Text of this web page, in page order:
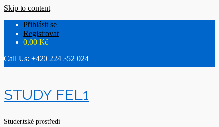
Skip to content
Přihlásit se
Registrovat
0,00 Kč
Call Us: +420 224 352 024
STUDY FEL1
Studentské prostředí